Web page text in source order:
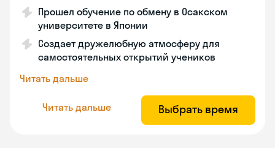
Прошел обучение по обмену в Осакском
университете в Японии
Создает дружелюбную атмосферу для
самостоятельных открытий учеников
Читать дальше
Читать дальше Выбрать время